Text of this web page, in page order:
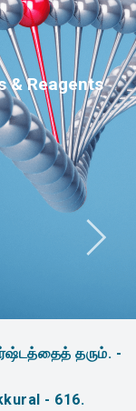
& Reagents
தரும். -
- 616.